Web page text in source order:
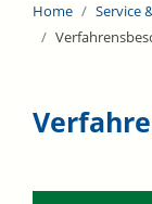
Home Service